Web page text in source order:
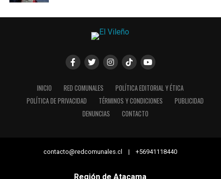
INICIO RED COMUNALES
POLÍTICA EDITORIAL Y ÉTICA
POLÍTICA DE PRIVACIDAD
TÉRMINOS Y CONDICIONES
PUBLICIDAD
DENUNCIAS
CONTACTO
contacto@redcomunales.cl | +56941118440
Región de Atacama